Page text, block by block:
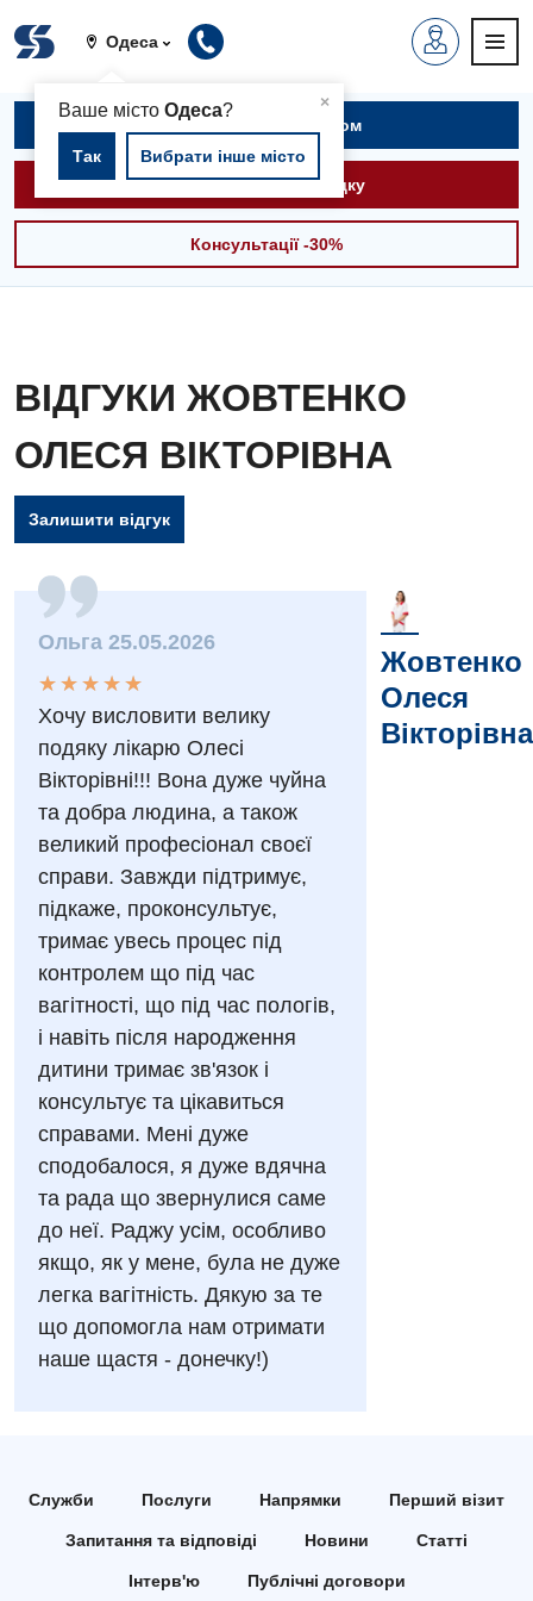
Одеса
×
Ваше містоОдеса?
Так Вибрати інше місто
Вакансії
Інтернатура
Енциклопедія
Відгуки
Відео
Діагностика
Ангіографічні дослідження
Діагностичне відділення
Ендоскопічне відділення
Комп’ютерна томографія
Магнітно-резонансна томографія
Мамографія
Нейросонографія
УЗД
Для дорослих
Акушерство і гінекологія
Алергологія, імунологія
Андрологія
Безоплатні послуги
Відділення кардіосудинної патології та неврології
Відділення невідкладних станів
Гастроентерологія
Відділ госпіталізації
Відділення кардіосудинної патології та неврології
Відділення невідкладних станів
Відділення інтенсивної терапії
Гінекологічне відділення
Денний стаціонар
Діагностичне відділення
Ендоскопічне відділення
Онкологічне відділлення
Офтальмологічне відділення
Педіатричне відділення
Терапевтичне відділення
Урологічне відділення
Декларування
Лікування гострого інфаркту
Українська
Російська
Записатися на прийом
Викликати швидку
Консультації -30%
ВІДГУКИ ЖОВТЕНКО
ОЛЕСЯ ВІКТОРІВНА
Залишити відгук
Ольга 25.05.2026
★
★
★
★
★
★ ★ ★ ★ ★
Хочу висловити велику
подяку лікарю Олесі
Вікторівні!!! Вона дуже чуйна
та добра людина, а також
великий професіонал своєї
справи. Завжди підтримує,
підкаже, проконсультує,
тримає увесь процес під
контролем що під час
вагітності, що під час пологів,
і навіть після народження
дитини тримає зв'язок і
консультує та цікавиться
справами. Мені дуже
сподобалося, я дуже вдячна
та рада що звернулися саме
до неї. Раджу усім, особливо
якщо, як у мене, була не дуже
легка вагітність. Дякую за те
що допомогла нам отримати
наше щастя - донечку!)
Жовтенко
Олеся
Вікторівна
Служби Послуги Напрямки Перший візит
Запитання та відповіді Новини Статті
Інтерв'ю Публічні договори